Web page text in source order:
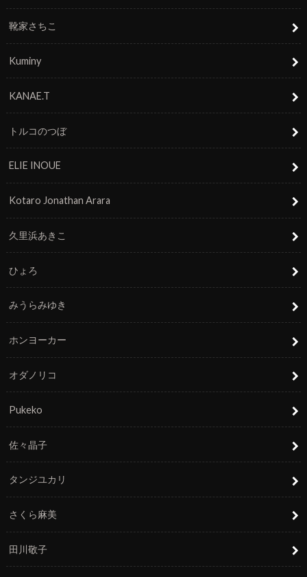
靴家さちこ
Kuminy
KANAE.T
トルコのつぼ
ELIE INOUE
Kotaro Jonathan Arara
久里浜あきこ
ひょろ
みうらみゆき
ホンヨーカー
オダノリコ
Pukeko
佐々晶子
タンジユカリ
さくら麻美
田川敬子